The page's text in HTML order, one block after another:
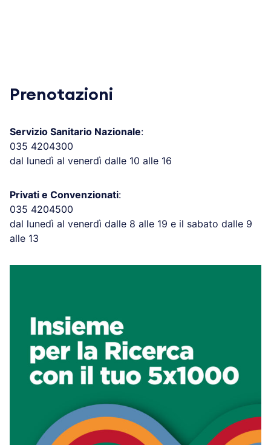
Prenotazioni
Servizio Sanitario Nazionale:
035 4204300
dal lunedì al venerdì dalle 10 alle 16
Privati e Convenzionati:
035 4204500
dal lunedì al venerdì dalle 8 alle 19 e il sabato dalle 9
alle 13